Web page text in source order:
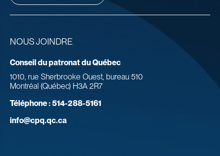
NOUS JOINDRE
Conseil du patronat du Québec
1010, rue Sherbrooke Ouest, bureau 510
Montréal (Québec) H3A 2R7
Téléphone :514-288-5161
info@cpq.qc.ca